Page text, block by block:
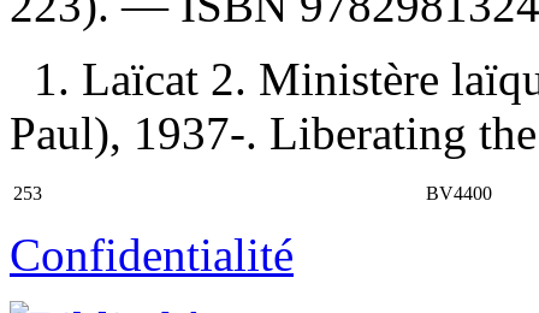
1. Laïcat 2. Ministère
Paul), 1937-. Liberating
253 BV4400
Confidentialité